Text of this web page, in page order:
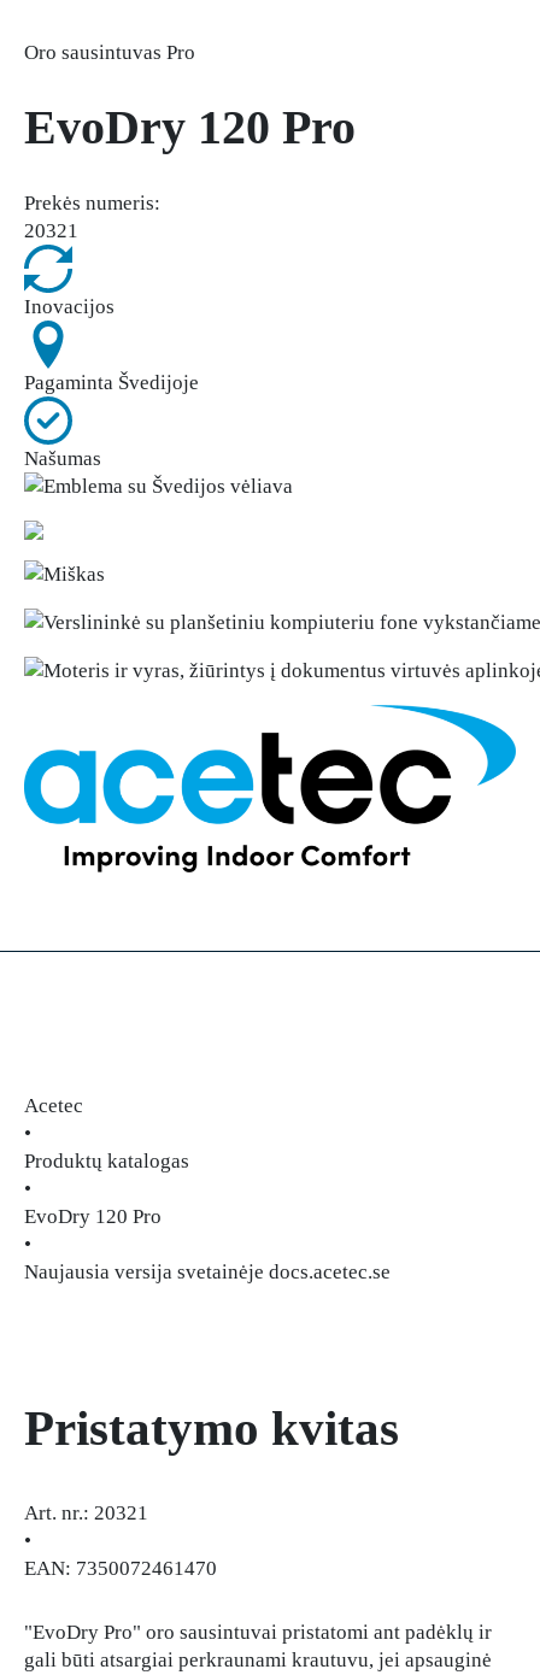
Oro sausintuvas Pro
EvoDry 120 Pro
Prekės numeris:
20321
Inovacijos
Pagaminta Švedijoje
Našumas
Acetec
•
Produktų katalogas
•
EvoDry 120 Pro
•
Naujausia versija svetainėje docs.acetec.se
Pristatymo kvitas
Art. nr.: 20321
•
EAN: 7350072461470
"EvoDry Pro" oro sausintuvai pristatomi ant padėklų ir
gali būti atsargiai perkraunami krautuvu, jei apsauginė